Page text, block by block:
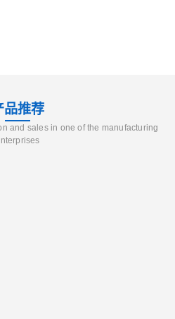
品推荐
and sales in one of the manufacturing